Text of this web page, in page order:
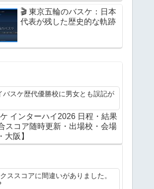
🎬 東京五輪のバスケ：日本
代表が残した歴史的な軌跡
バスケ歴代優勝校に男女とも誤記が
インターハイ2026 日程・結果
スコア随時更新・出場校・会場
大阪】
ススコアに間違いがありました。